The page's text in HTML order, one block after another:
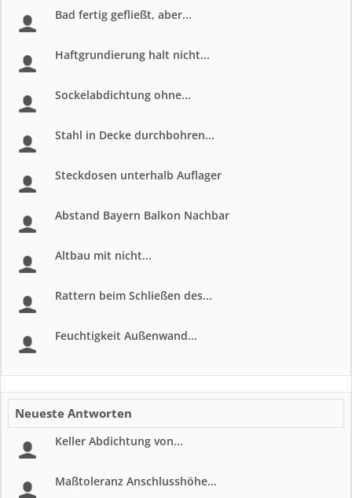
Bad fertig gefließt, aber...
Haftgrundierung halt nicht...
Sockelabdichtung ohne...
Stahl in Decke durchbohren...
Steckdosen unterhalb Auflager
Abstand Bayern Balkon Nachbar
Altbau mit nicht...
Rattern beim Schließen des...
Feuchtigkeit Außenwand...
Neueste Antworten
Keller Abdichtung von...
Maßtoleranz Anschlusshöhe...